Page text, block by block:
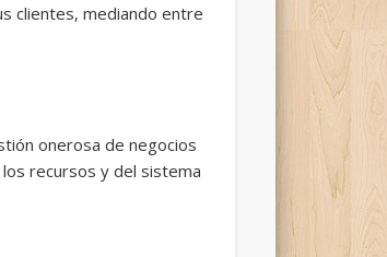
clientes, mediando entre
onerosa de negocios
recursos y del sistema